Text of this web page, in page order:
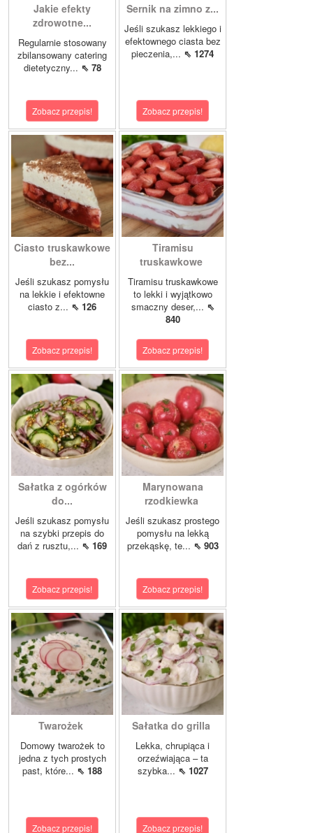
Jakie efekty
zdrowotne...
Regularnie stosowany
zbilansowany catering
dietetyczny... ⇖ 78
Zobacz przepis!
Sernik na zimno z...
Jeśli szukasz lekkiego i
efektownego ciasta bez
pieczenia,... ⇖ 1274
Zobacz przepis!
Ciasto truskawkowe
bez...
Jeśli szukasz pomysłu
na lekkie i efektowne
ciasto z... ⇖ 126
Zobacz przepis!
Tiramisu
truskawkowe
Tiramisu truskawkowe
to lekki i wyjątkowo
smaczny deser,... ⇖
840
Zobacz przepis!
Sałatka z ogórków
do...
Jeśli szukasz pomysłu
na szybki przepis do
dań z rusztu,... ⇖ 169
Zobacz przepis!
Marynowana
rzodkiewka
Jeśli szukasz prostego
pomysłu na lekką
przekąskę, te... ⇖ 903
Zobacz przepis!
Twarożek
Domowy twarożek to
jedna z tych prostych
past, które... ⇖ 188
Zobacz przepis!
Sałatka do grilla
Lekka, chrupiąca i
orzeźwiająca – ta
szybka... ⇖ 1027
Zobacz przepis!